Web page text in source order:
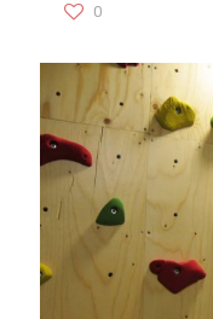
0